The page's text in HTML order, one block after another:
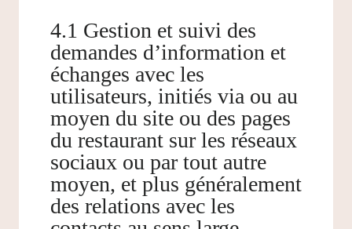
4.1 Gestion et suivi des
demandes d’information et
échanges avec les
utilisateurs, initiés via ou au
moyen du site ou des pages
du restaurant sur les réseaux
sociaux ou par tout autre
moyen, et plus généralement
des relations avec les